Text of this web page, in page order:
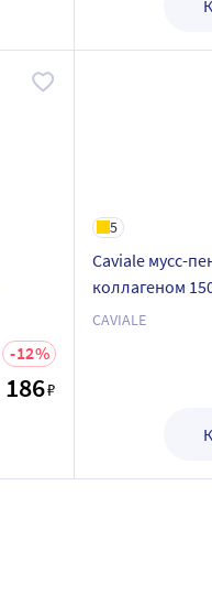
12
186₽
5
Caviale мусс-
коллагеном
CAVIALE